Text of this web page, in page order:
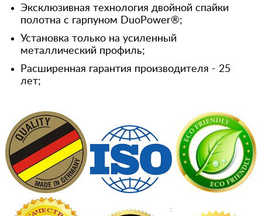
Эксклюзивная технология двойной спайки
полотна с гарпуном DuoPower®;
Установка только на усиленный
металлический профиль;
Расширенная гарантия производителя - 25
лет;